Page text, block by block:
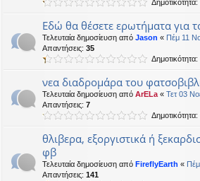
Εδώ θα θέσετε ερωτήματα για
Τελευταία δημοσίευση από Jason « Πέμ 11
Απαντήσεις: 35
νεα διαδρομάρα του
Τελευταία δημοσίευση από ArELa « Τετ 03
Απαντήσεις: 7
θλιβερα, εξοργιστικά ή
φβ
Τελευταία δημοσίευση από FireflyEarth «
Απαντήσεις: 141